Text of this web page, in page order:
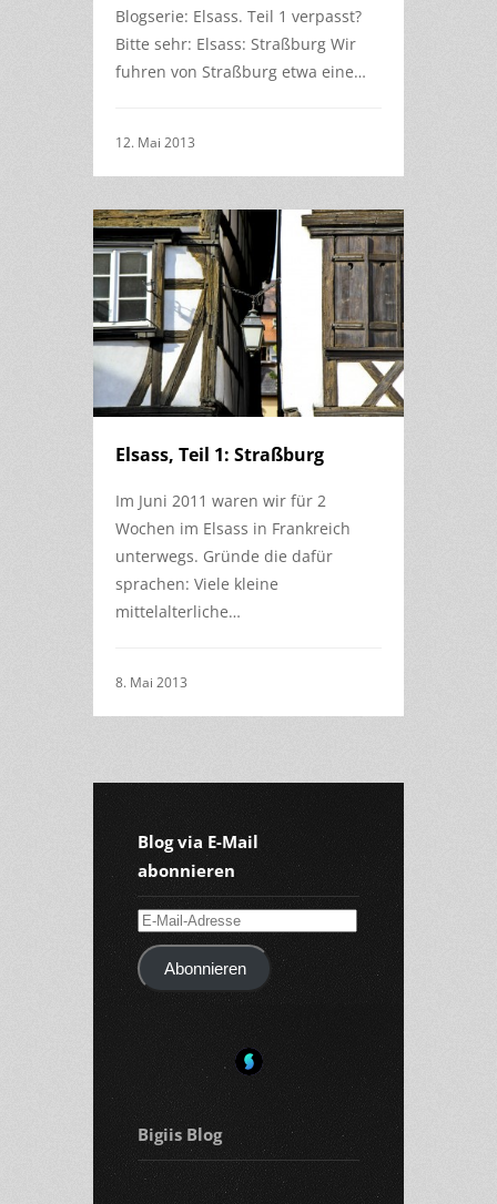
Blogserie: Elsass. Teil 1 verpasst?
Bitte sehr: Elsass: Straßburg Wir
fuhren von Straßburg etwa eine…
12. Mai 2013
Elsass, Teil 1: Straßburg
Im Juni 2011 waren wir für 2
Wochen im Elsass in Frankreich
unterwegs. Gründe die dafür
sprachen: Viele kleine
mittelalterliche…
8. Mai 2013
Blog via E-Mail
abonnieren
E-
Mail-
AdresseAbonnieren
Bigiis Blog